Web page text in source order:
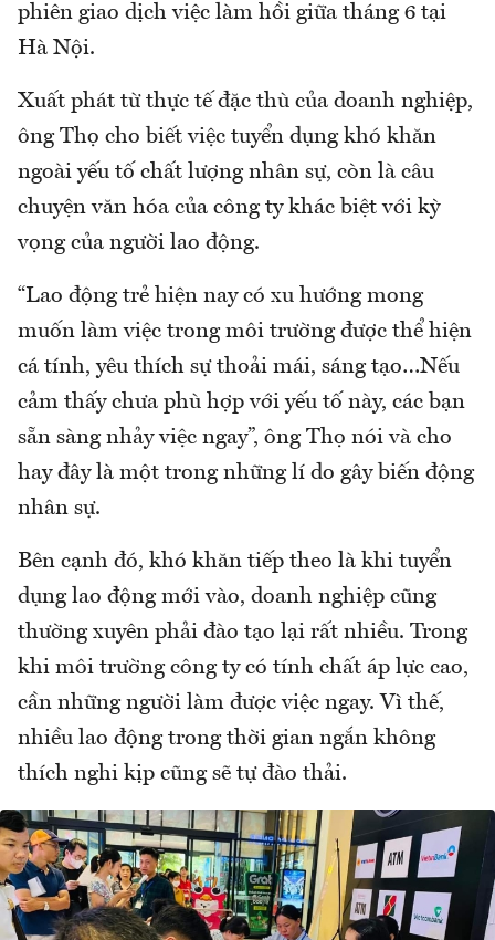
phiên giao dịch việc làm hồi giữa tháng 6 tại
Hà Nội.
Xuất phát từ thực tế đặc thù của doanh nghiệp,
ông Thọ cho biết việc tuyển dụng khó khăn
ngoài yếu tố chất lượng nhân sự, còn là câu
chuyện văn hóa của công ty khác biệt với kỳ
vọng của người lao động.
“Lao động trẻ hiện nay có xu hướng mong
muốn làm việc trong môi trường được thể hiện
cá tính, yêu thích sự thoải mái, sáng tạo…Nếu
cảm thấy chưa phù hợp với yếu tố này, các bạn
sẵn sàng nhảy việc ngay”, ông Thọ nói và cho
hay đây là một trong những lí do gây biến động
nhân sự.
Bên cạnh đó, khó khăn tiếp theo là khi tuyển
dụng lao động mới vào, doanh nghiệp cũng
thường xuyên phải đào tạo lại rất nhiều. Trong
khi môi trường công ty có tính chất áp lực cao,
cần những người làm được việc ngay. Vì thế,
nhiều lao động trong thời gian ngắn không
thích nghi kịp cũng sẽ tự đào thải.